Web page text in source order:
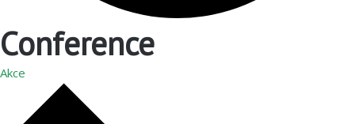
Conference
Akce